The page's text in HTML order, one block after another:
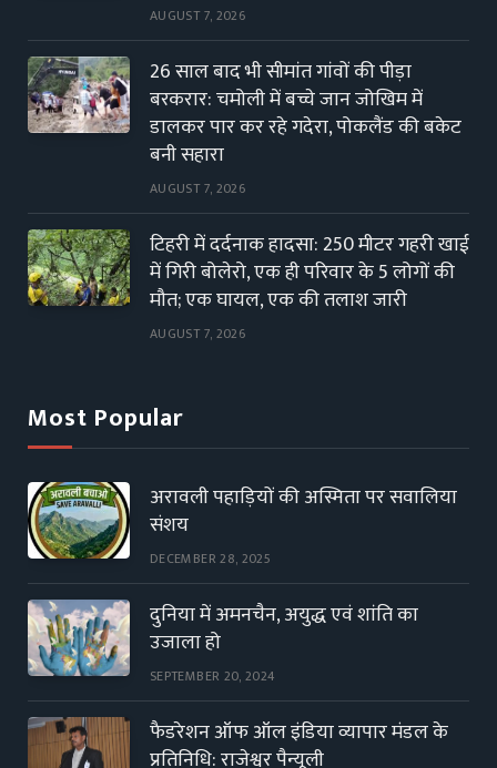
AUGUST 7, 2026
26 साल बाद भी सीमांत गांवों की पीड़ा
बरकरार: चमोली में बच्चे जान जोखिम में
डालकर पार कर रहे गदेरा, पोकलैंड की बकेट
बनी सहारा
AUGUST 7, 2026
टिहरी में दर्दनाक हादसा: 250 मीटर गहरी खाई
में गिरी बोलेरो, एक ही परिवार के 5 लोगों की
मौत; एक घायल, एक की तलाश जारी
AUGUST 7, 2026
Most Popular
अरावली पहाड़ियों की अस्मिता पर सवालिया
संशय
DECEMBER 28, 2025
दुनिया में अमनचैन, अयुद्ध एवं शांति का
उजाला हो
SEPTEMBER 20, 2024
फैडरेशन ऑफ ऑल इंडिया व्यापार मंडल के
प्रतिनिधि: राजेश्वर पैन्यूली